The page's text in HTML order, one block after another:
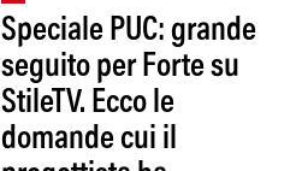
Speciale PUC: grande
seguito per Forte su
StileTV. Ecco le
domande cui il